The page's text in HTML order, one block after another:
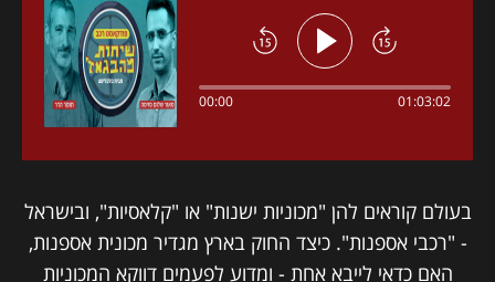
01:03:02
00:00
בעולם קוראים להן "מכוניות ישנות" או "קלאסיות", ובישראל
- "רכבי אספנות". כיצד החוק בארץ מגדיר מכונית אספנות,
האם כדאי לייבא אחת - ומדוע לפעמים דווקא המכוניות